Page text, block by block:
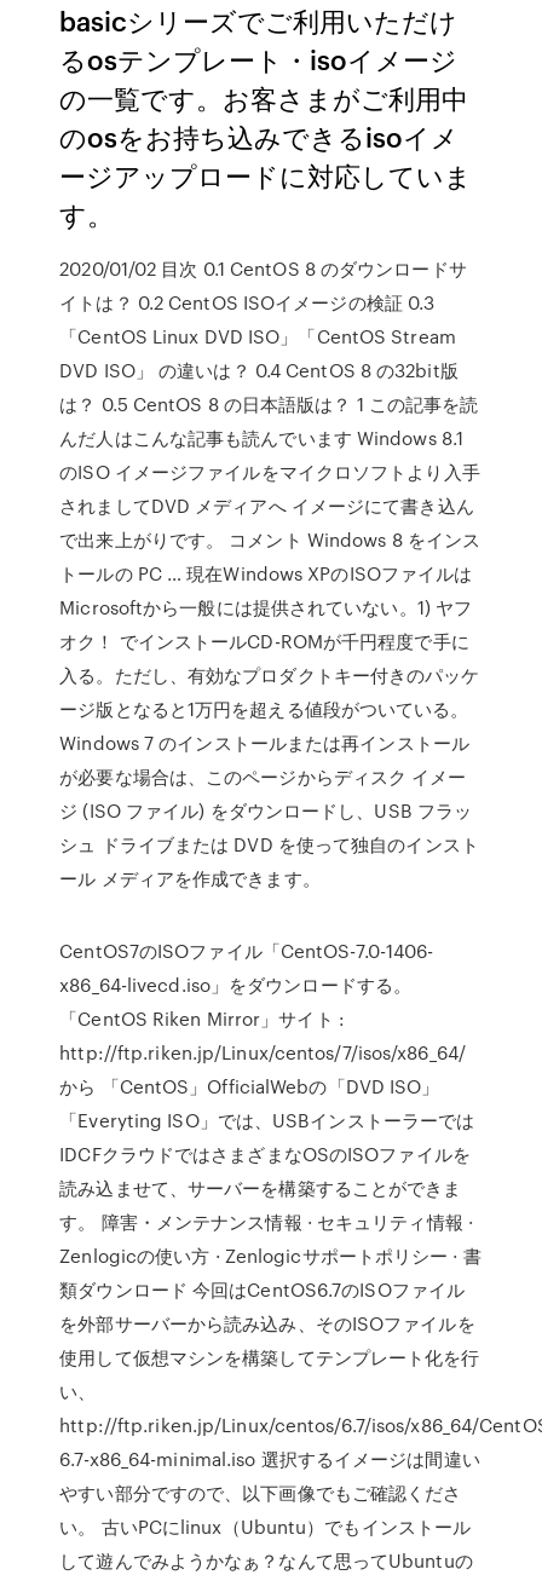
basicシリーズでご利用いただけ
るosテンプレート・isoイメージ
の一覧です。お客さまがご利用中
のosをお持ち込みできるisoイメ
ージアップロードに対応していま
す。
2020/01/02 目次 0.1 CentOS 8 のダウンロードサ
イトは？ 0.2 CentOS ISOイメージの検証 0.3
「CentOS Linux DVD ISO」「CentOS Stream
DVD ISO」 の違いは？ 0.4 CentOS 8 の32bit版
は？ 0.5 CentOS 8 の日本語版は？ 1 この記事を読
んだ人はこんな記事も読んでいます Windows 8.1
のISO イメージファイルをマイクロソフトより入手
されましてDVD メディアへ イメージにて書き込ん
で出来上がりです。 コメント Windows 8 をインス
トールの PC … 現在Windows XPのISOファイルは
Microsoftから一般には提供されていない。1) ヤフ
オク！ でインストールCD-ROMが千円程度で手に
入る。ただし、有効なプロダクトキー付きのパッケ
ージ版となると1万円を超える値段がついている。
Windows 7 のインストールまたは再インストール
が必要な場合は、このページからディスク イメー
ジ (ISO ファイル) をダウンロードし、USB フラッ
シュ ドライブまたは DVD を使って独自のインスト
ール メディアを作成できます。
CentOS7のISOファイル「CentOS-7.0-1406-
x86_64-livecd.iso」をダウンロードする。
「CentOS Riken Mirror」サイト :
http://ftp.riken.jp/Linux/centos/7/isos/x86_64/
から 「CentOS」OfficialWebの「DVD ISO」
「Everyting ISO」では、USBインストーラーでは
IDCFクラウドではさまざまなOSのISOファイルを
読み込ませて、サーバーを構築することができま
す。 障害・メンテナンス情報 · セキュリティ情報 ·
Zenlogicの使い方 · Zenlogicサポートポリシー · 書
類ダウンロード 今回はCentOS6.7のISOファイル
を外部サーバーから読み込み、そのISOファイルを
使用して仮想マシンを構築してテンプレート化を行
い、
http://ftp.riken.jp/Linux/centos/6.7/isos/x86_64/
6.7-x86_64-minimal.iso 選択するイメージは間違い
やすい部分ですので、以下画像でもご確認くださ
い。 古いPCにlinux（Ubuntu）でもインストール
して遊んでみようかなぁ？なんて思ってUbuntuの